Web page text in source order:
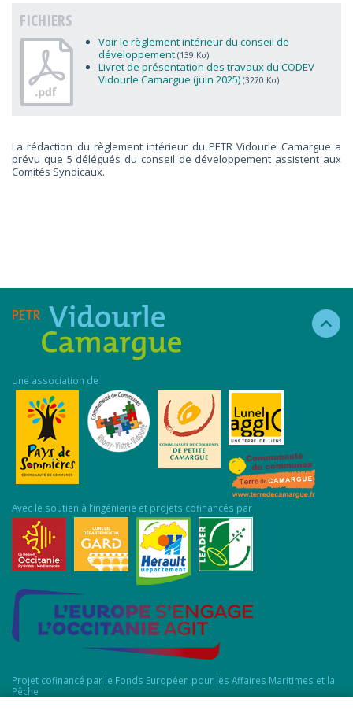
FICHIERS
Voir le règlement intérieur du conseil de
développement (139 Ko)
Livret de présentation des travaux du CODEV
Vidourle Camargue (juin 2025) (3270 Ko)
La rédaction du règlement intérieur du PETR Vidourle Camargue a
prévu que 5 délégués du conseil de développement assistent aux
Comités Syndicaux.
Une association de
Avec le soutien à l’ingénierie et projets cofinancés par
Projet cofinancé par le Fonds Européen pour les Affaires Maritimes et la
Pêche